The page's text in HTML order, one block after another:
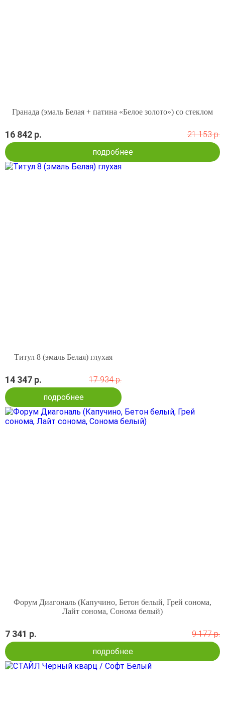
Гранада (эмаль Белая + патина «Белое золото») со стеклом
16 842 р.
21 153 р.
подробнее
Титул 8 (эмаль Белая) глухая
14 347 р.
17 934 р.
подробнее
Форум Диагональ (Капучино, Бетон белый, Грей сонома,
Лайт сонома, Сонома белый)
7 341 р.
9 177 р.
подробнее